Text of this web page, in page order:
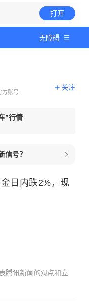
打开
无障碍
方账号
关注
”行情
信号？
日内跌2%，现
腾讯新闻的观点和立